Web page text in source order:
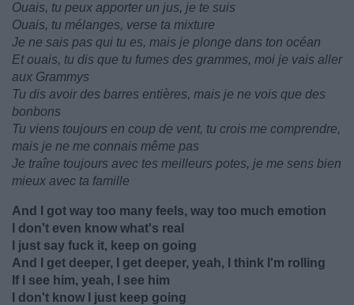
Ouais, tu peux apporter un jus, je te suis
Ouais, tu mélanges, verse ta mixture
Je ne sais pas qui tu es, mais je plonge dans ton océan
Et ouais, tu dis que tu fumes des grammes, moi je vais aller
aux Grammys
Tu dis avoir des barres entières, mais je ne vois que des
bonbons
Tu viens toujours en coup de vent, tu crois me comprendre,
mais je ne me connais même pas
Je traîne toujours avec tes meilleurs potes, je me sens bien
mieux avec ta famille
And I got way too many feels, way too much emotion
I don't even know what's real
I just say fuck it, keep on going
And I get deeper, I get deeper, yeah, I think I'm rolling
If I see him, yeah, I see him
I don't know I just keep going